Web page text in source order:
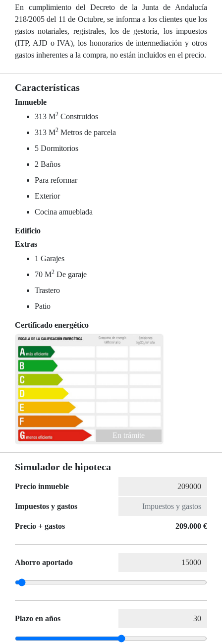
En cumplimiento del Decreto de la Junta de Andalucía
218/2005 del 11 de Octubre, se informa a los clientes que los
gastos notariales, registrales, los de gestoría, los impuestos
(ITP, AJD o IVA), los honorarios de intermediación y otros
gastos inherentes a la compra, no están incluidos en el precio.
Características
Inmueble
313 M2 Construidos
313 M2 Metros de parcela
5 Dormitorios
2 Baños
Para reformar
Exterior
Cocina amueblada
Edificio
Extras
1 Garajes
70 M2 De garaje
Trastero
Patio
Certificado energético
En trámite
Simulador de hipoteca
Precio inmueble
Impuestos y gastos
Precio + gastos 209.000 €
Ahorro aportado
Plazo en años